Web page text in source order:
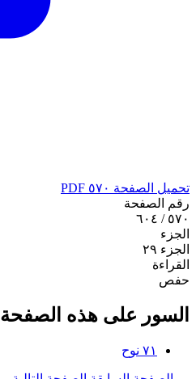
تحميل الصفحة ٥٧٠ PDF
رقم الصفحة
٥٧٠ / ٦٠٤
الجزء
الجزء ٢٩
القراءة
حفص
السور على هذه الصفحة
٧١ نوح